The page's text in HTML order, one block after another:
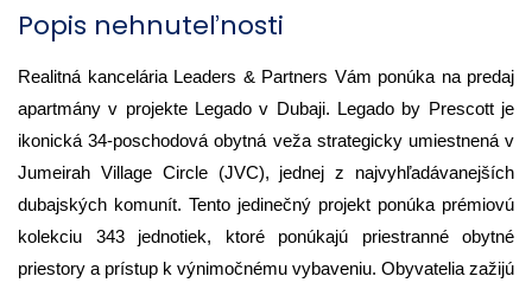
Popis nehnuteľnosti
Realitná kancelária Leaders & Partners Vám ponúka na predaj
apartmány v projekte Legado v Dubaji. Legado by Prescott je
ikonická 34-poschodová obytná veža strategicky umiestnená v
Jumeirah Village Circle (JVC), jednej z najvyhľadávanejších
dubajských komunít. Tento jedinečný projekt ponúka prémiovú
kolekciu 343 jednotiek, ktoré ponúkajú priestranné obytné
priestory a prístup k výnimočnému vybaveniu. Obyvatelia zažijú